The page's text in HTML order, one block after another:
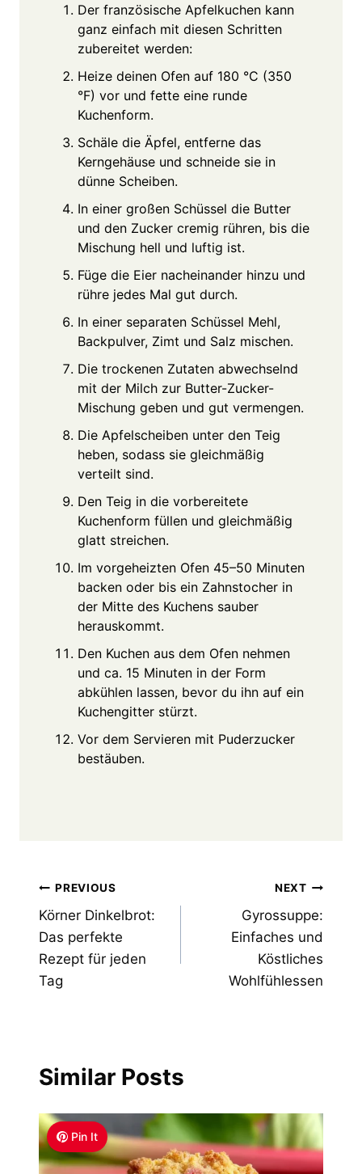
Der französische Apfelkuchen kann
ganz einfach mit diesen Schritten
zubereitet werden:
Heize deinen Ofen auf 180 °C (350
°F) vor und fette eine runde
Kuchenform.
Schäle die Äpfel, entferne das
Kerngehäuse und schneide sie in
dünne Scheiben.
In einer großen Schüssel die Butter
und den Zucker cremig rühren, bis die
Mischung hell und luftig ist.
Füge die Eier nacheinander hinzu und
rühre jedes Mal gut durch.
In einer separaten Schüssel Mehl,
Backpulver, Zimt und Salz mischen.
Die trockenen Zutaten abwechselnd
mit der Milch zur Butter-Zucker-
Mischung geben und gut vermengen.
Die Apfelscheiben unter den Teig
heben, sodass sie gleichmäßig
verteilt sind.
Den Teig in die vorbereitete
Kuchenform füllen und gleichmäßig
glatt streichen.
Im vorgeheizten Ofen 45–50 Minuten
backen oder bis ein Zahnstocher in
der Mitte des Kuchens sauber
herauskommt.
Den Kuchen aus dem Ofen nehmen
und ca. 15 Minuten in der Form
abkühlen lassen, bevor du ihn auf ein
Kuchengitter stürzt.
Vor dem Servieren mit Puderzucker
bestäuben.
Post
navigation
PREVIOUS
Körner Dinkelbrot:
Das perfekte
Rezept für jeden
Tag
NEXT
Gyrossuppe:
Einfaches und
Köstliches
Wohlfühlessen
Similar Posts
Pin It